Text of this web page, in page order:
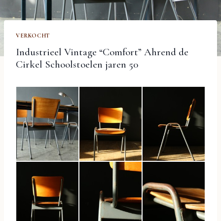
VERKOCHT
Industrieel Vintage “Comfort” Ahrend de
Cirkel Schoolstoelen jaren 50